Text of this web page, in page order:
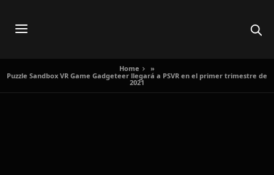
Home
»
Puzzle Sandbox VR Game Gadgeteer llegará a PSVR en el primer trimestre de
2021